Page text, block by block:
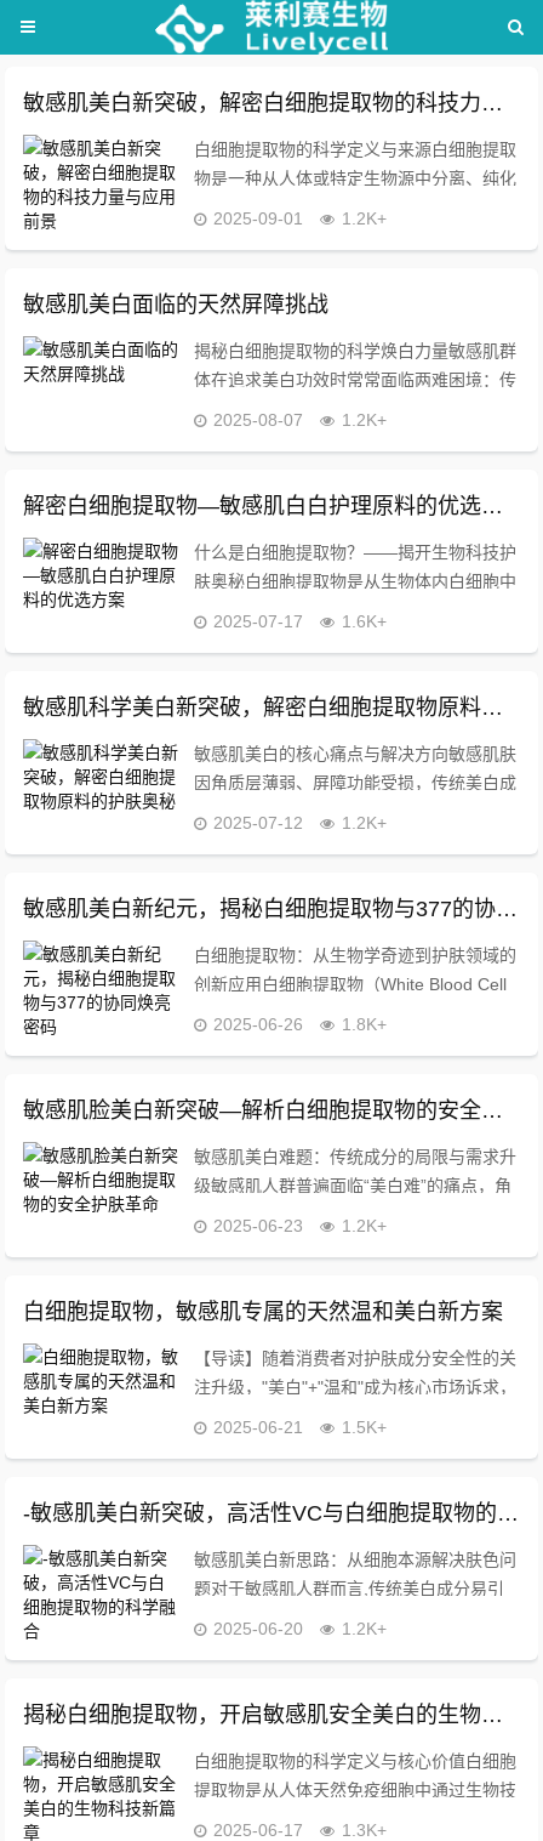
敏感肌美白新突破，解密白细胞提取物的科技力量与应用前景
白细胞提取物的科学定义与来源白细胞提取
物是一种从人体或特定生物源中分离、纯化
发挥重要作用...
2025-09-01 1.2K+
敏感肌美白面临的天然屏障挑战
揭秘白细胞提取物的科学焕白力量敏感肌群
体在追求美白功效时常常面临两难困境：传
跃的黑色素...
2025-08-07 1.2K+
解密白细胞提取物—敏感肌白白护理原料的优选方案
什么是白细胞提取物？——揭开生物科技护
肤奥秘白细胞提取物是从生物体内白细胞中
细胞活性、...
2025-07-17 1.6K+
敏感肌科学美白新突破，解密白细胞提取物原料的护肤奥秘
敏感肌美白的核心痛点与解决方向敏感肌肤
因角质层薄弱、屏障功能受损，传统美白成
现"温和焕白"...
2025-07-12 1.2K+
敏感肌美白新纪元，揭秘白细胞提取物与377的协同焕亮密码
白细胞提取物：从生物学奇迹到护肤领域的
创新应用白细胞提取物（White Blood Cell
2025-06-26 1.8K+
敏感肌脸美白新突破—解析白细胞提取物的安全护肤革命
敏感肌美白难题：传统成分的局限与需求升
级敏感肌人群普遍面临“美白难”的痛点，角
这种矛盾...
2025-06-23 1.2K+
白细胞提取物，敏感肌专属的天然温和美白新方案
【导读】随着消费者对护肤成分安全性的关
注升级，"美白"+"温和"成为核心市场诉求，
床...
2025-06-21 1.5K+
-敏感肌美白新突破，高活性VC与白细胞提取物的科学融合
敏感肌美白新思路：从细胞本源解决肤色问
题对于敏感肌人群而言,传统美白成分易引
的深度...
2025-06-20 1.2K+
揭秘白细胞提取物，开启敏感肌安全美白的生物科技新篇章
白细胞提取物的科学定义与核心价值白细胞
提取物是从人体天然免疫细胞中通过生物技
2025-06-17 1.3K+